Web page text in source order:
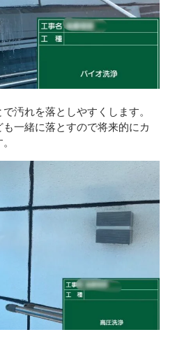
汚れを落としやすくします。
一緒に落とすので将来的にカ